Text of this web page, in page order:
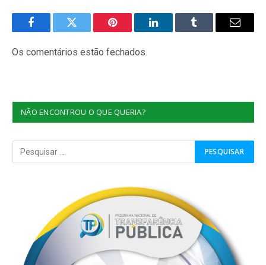
FacebookTwitter Pinterest O
Tumblr
E-
Os comentários estão fechados.
NÃO ENCONTROU O QUE QUERIA?